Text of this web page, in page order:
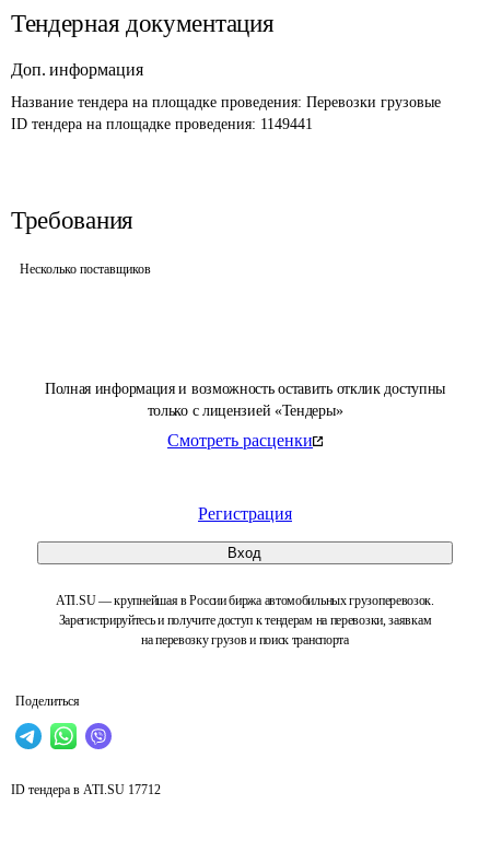
Полная информация и возможность оставить отклик доступны
только с лицензией «Тендеры»
Смотреть расценки
Регистрация
Вход
ATI.SU — крупнейшая в России биржа автомобильных грузоперевозок.
Зарегистрируйтесь и получите доступ к тендерам на перевозки, заявкам
на перевозку грузов и поиск транспорта
Поделиться
Тендерная документация
Доп. информация
Название тендера на площадке проведения: Перевозки грузовые
ID тендера на площадке проведения: 1149441
Требования
Несколько поставщиков
ID тендера в ATI.SU 17712